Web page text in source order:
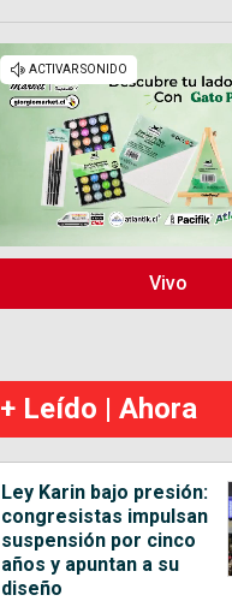
Vivo
+ Leído | Ahora
Ley Karin bajo presión:
congresistas impulsan
suspensión por cinco
años y apuntan a su
diseño